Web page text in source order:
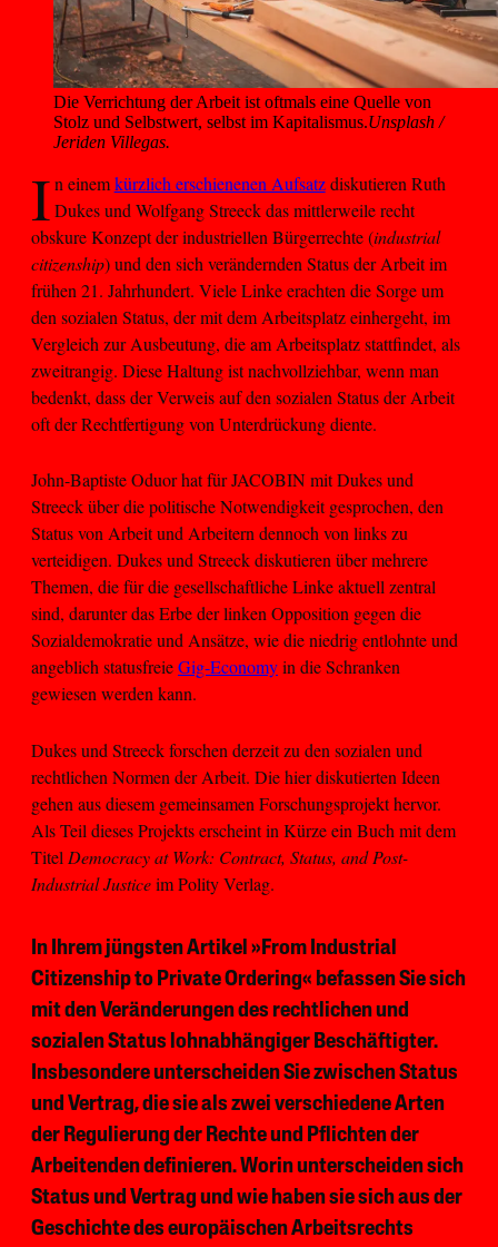
Die Verrichtung der Arbeit ist oftmals eine Quelle von
Stolz und Selbstwert, selbst im Kapitalismus.Unsplash /
Jeriden Villegas.
In einemkürzlich erschienenen Aufsatzdiskutieren Ruth
Dukes und Wolfgang Streeck das mittlerweile recht
obskure Konzept der industriellen Bürgerrechte (industrial
citizenship) und den sich verändernden Status der Arbeit im
frühen 21. Jahrhundert. Viele Linke erachten die Sorge um
den sozialen Status, der mit dem Arbeitsplatz einhergeht, im
Vergleich zur Ausbeutung, die am Arbeitsplatz stattfindet, als
zweitrangig. Diese Haltung ist nachvollziehbar, wenn man
bedenkt, dass der Verweis auf den sozialen Status der Arbeit
oft der Rechtfertigung von Unterdrückung diente.
John-Baptiste Oduor hat für JACOBIN mit Dukes und
Streeck über die politische Notwendigkeit gesprochen, den
Status von Arbeit und Arbeitern dennoch von links zu
verteidigen. Dukes und Streeck diskutieren über mehrere
Themen, die für die gesellschaftliche Linke aktuell zentral
sind, darunter das Erbe der linken Opposition gegen die
Sozialdemokratie und Ansätze, wie die niedrig entlohnte und
angeblich statusfreieGig-Economyin die Schranken
gewiesen werden kann.
Dukes und Streeck forschen derzeit zu den sozialen und
rechtlichen Normen der Arbeit. Die hier diskutierten Ideen
gehen aus diesem gemeinsamen Forschungsprojekt hervor.
Als Teil dieses Projekts erscheint in Kürze ein Buch mit dem
Titel Democracy at Work: Contract, Status, and Post-
Industrial Justiceim Polity Verlag.
In Ihrem jüngsten Artikel »From Industrial
Citizenship to Private Ordering« befassen Sie sich
mit den Veränderungen des rechtlichen und
sozialen Status lohnabhängiger Beschäftigter.
Insbesondere unterscheiden Sie zwischen Status
und Vertrag, die sie als zwei verschiedene Arten
der Regulierung der Rechte und Pflichten der
Arbeitenden definieren. Worin unterscheiden sich
Status und Vertrag und wie haben sie sich aus der
Geschichte des europäischen Arbeitsrechts